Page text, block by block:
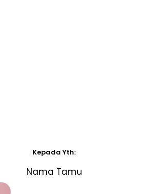
Kepada Yth:
Nama Tamu